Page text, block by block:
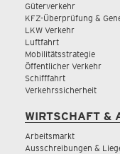
Güterverkehr
KFZ-Überprüfung &
LKW Verkehr
Luftfahrt
Mobilitätsstrategie
Öffentlicher Verkehr
Schifffahrt
Verkehrssicherheit
WIRTSCHAFT &
Arbeitsmarkt
Ausschreibungen &